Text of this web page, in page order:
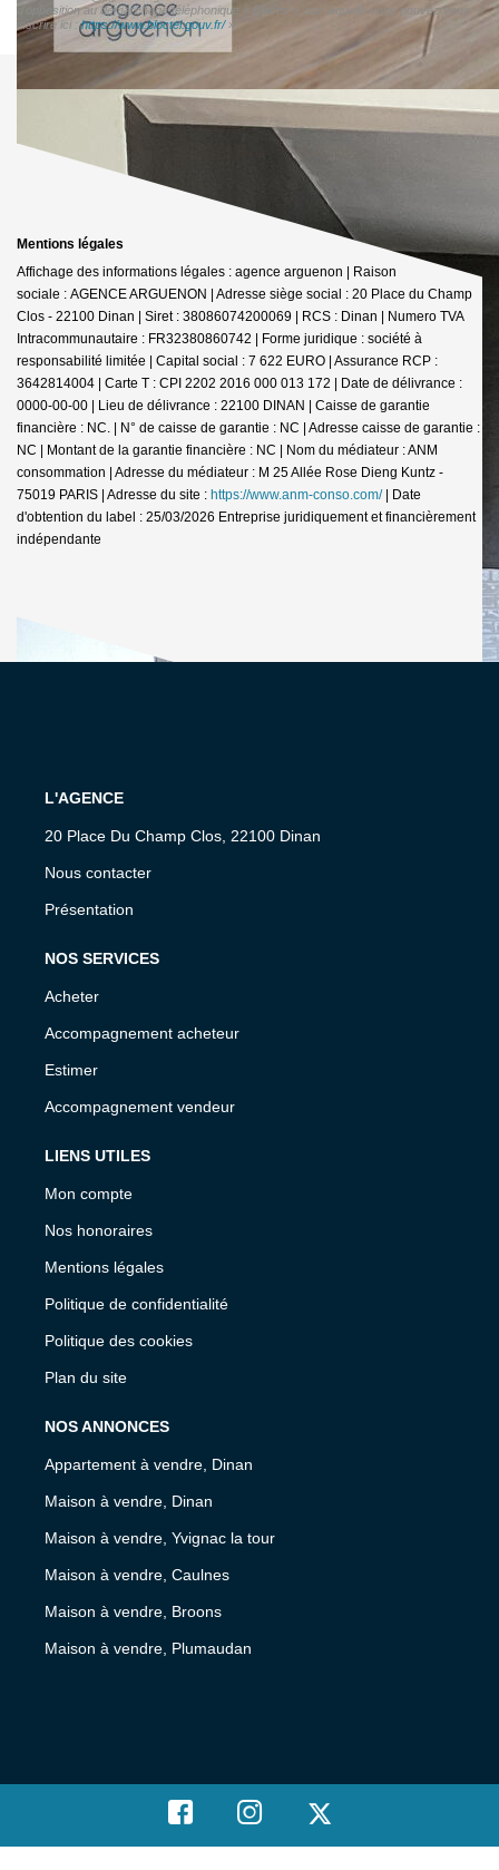
d'opposition au démarchage téléphonique « Bloctel », sur laquelle vous pouvez vous
inscrire ici :https://www.bloctel.gouv.fr/»
Mentions légales
Affichage des informations légales : agence arguenon | Raison
sociale : AGENCE ARGUENON | Adresse siège social : 20 Place du Champ
Clos - 22100 Dinan | Siret : 38086074200069 | RCS : Dinan | Numero TVA
Intracommunautaire : FR32380860742 | Forme juridique : société à
responsabilité limitée | Capital social : 7 622 EURO | Assurance RCP :
3642814004 | Carte T : CPI 2202 2016 000 013 172 | Date de délivrance :
0000-00-00 | Lieu de délivrance : 22100 DINAN | Caisse de garantie
financière : NC. | N° de caisse de garantie : NC | Adresse caisse de garantie :
NC | Montant de la garantie financière : NC | Nom du médiateur : ANM
consommation | Adresse du médiateur : M 25 Allée Rose Dieng Kuntz -
75019 PARIS | Adresse du site : https://www.anm-conso.com/| Date
d'obtention du label : 25/03/2026 Entreprise juridiquement et financièrement
indépendante
L'AGENCE
20 Place Du Champ Clos, 22100 Dinan
Nous contacter
Présentation
NOS SERVICES
Acheter
Accompagnement acheteur
Estimer
Accompagnement vendeur
LIENS UTILES
Mon compte
Nos honoraires
Mentions légales
Politique de confidentialité
Politique des cookies
Plan du site
NOS ANNONCES
Appartement à vendre, Dinan
Maison à vendre, Dinan
Maison à vendre, Yvignac la tour
Maison à vendre, Caulnes
Maison à vendre, Broons
Maison à vendre, Plumaudan